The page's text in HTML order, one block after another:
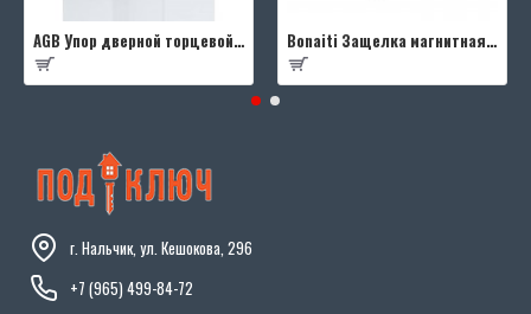
AGB Упор дверной торцевой D003201593 (черный) Bonaiti Защелка магнитная B-FOURTY MATT CROME под цилиндр с отв.планкой 190 мм, матовый хром
г. Нальчик, ул. Кешокова, 296
+7 (965) 499-84-72